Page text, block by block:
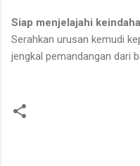
Siap menjelajahi
Serahkan urusan kemudi
jengkal pemandangan dari